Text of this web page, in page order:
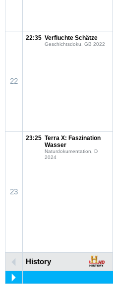
22
22:35 Verfluchte Schätze
Geschichtsdoku, GB 2022
23
23:25 Terra X: Faszination
Wasser
Naturdokumentation, D
2024
History